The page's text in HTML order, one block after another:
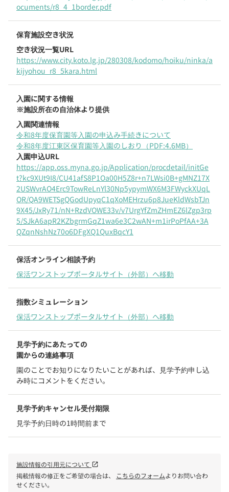
ocuments/r8_4_1border.pdf
保育施設空き状況
空き状況一覧URL
https://www.city.koto.lg.jp/280308/kodomo/hoiku/ninka/a
kijyohou_r8_5kara.html
入園に関する情報
※施設所在の自治体より提供
入園関連情報
令和8年度保育園等入園の申込み手続きについて
令和8年度江東区保育園等入園のしおり（PDF:4.6MB）
入園申込URL
https://app.oss.myna.go.jp/Application/procdetail/initGe
t?kc9XUt9I8/CU41afS8P1Oa00H5Z8r+n7LWsi0B+gMNZ17X
2USWvrAO4Erc9TowReLnYl30Np5ypymWX6M3FWyckXUqL
OR/QA9WETSgQGodUpyqC1qXoMEHrzu6p8JueKldWsbTJn
9X45/JxRy71/nN+RzdVOWE33v/v7UrgYfZmZHmEZ6lZgp3rp
5/SJkA6apR2KZbgrmGqZ1wa6e3C2wAN+m1irPoPfAA+3A
QZqnNshNz70o6DFgXQ1QuxBqcY1
保活オンライン相談予約
保活ワンストップポータルサイト（外部）へ移動
指数シミュレーション
保活ワンストップポータルサイト（外部）へ移動
見学予約にあたっての
園からの連絡事項
園のことでお知りになりたいことがあれば、見学予約申し込
み時にコメントをください。
見学予約キャンセル受付期限
見学予約日時の1時間前まで
施設情報の引用元について open_in_new
掲載情報の修正をご希望の場合は、 こちらのフォームよりお問い合わ
せください。